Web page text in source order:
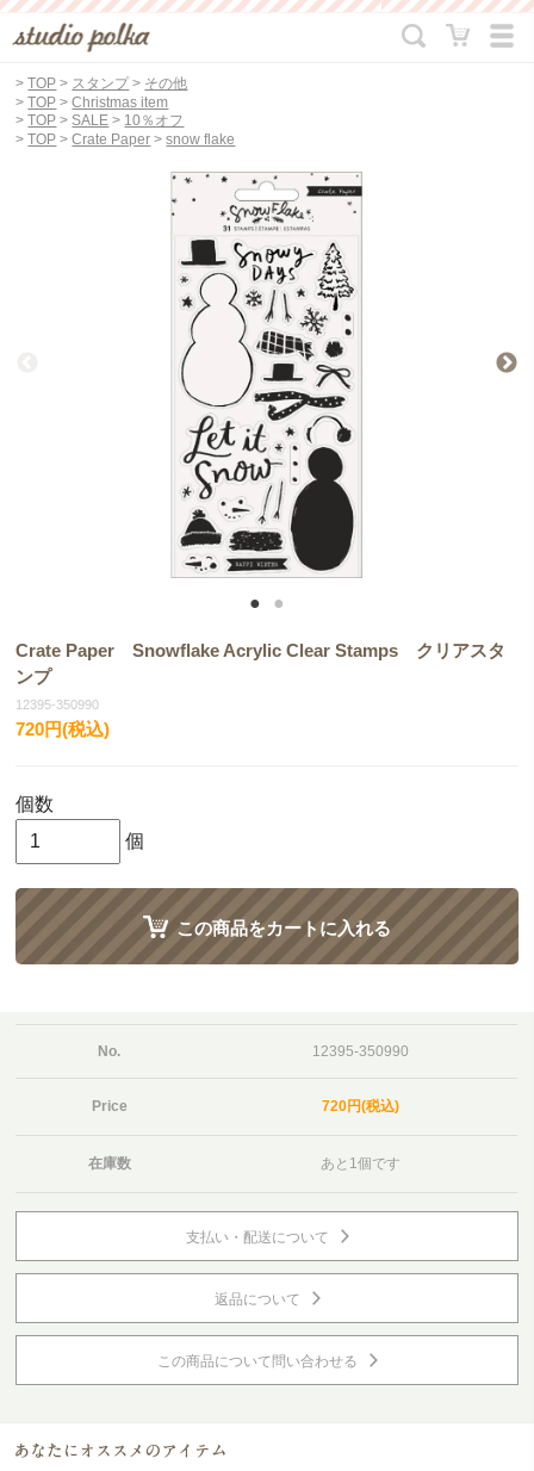
>TOP > スタンプ > その他
>TOP >Christmas item
>TOP > SALE > 10％オフ
>TOP >Crate Paper >snow flake
Crate Paper Snowflake Acrylic Clear Stamps クリアスタ
ンプ
12395-350990
720円(税込)
個数
個
この商品をカートに入れる
No. 12395-350990
Price 720円(税込)
在庫数 あと1個です
支払い・配送について
返品について
この商品について問い合わせる